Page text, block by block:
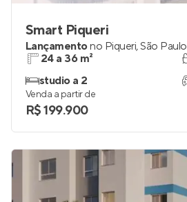
Smart Piqueri
Lançamentono Piqueri,São Paulo
24 a 36 m²
studio a 2
Venda a partir de
R$ 199.900